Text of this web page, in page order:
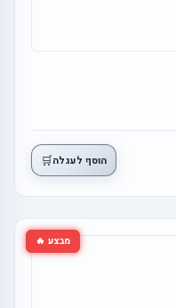
הוסף לעגלה🛒
מבצע 🔥